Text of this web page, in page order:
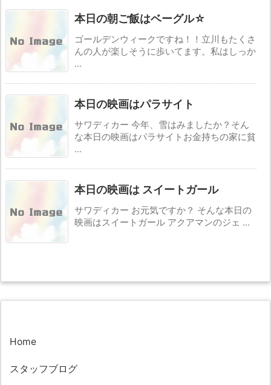
本日の朝ご飯はベーグル☆
ゴールデンウィークですね！！立川もたくさ
んの人が楽しそうに歩いてます。私はしっか
...
本日の映画はパラサイト
サワディカー 今年、雪はみましたか？そん
な本日の映画はパラサイトお金持ちの家に貧
...
本日の映画は スイートガール
サワディカー お元気ですか？ そんな本日の
映画はスイートガール アクアマンのジェ ...
Home
スタッフブログ